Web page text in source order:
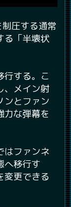
圧する通常
る「半壊状
行する。こ
、メイン射
ンとファン
力な弾幕を
はファンネ
へ移行す
変更できる